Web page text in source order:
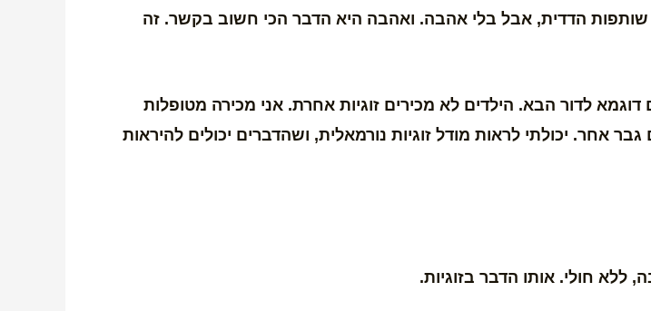
שותפות הדדית, אבל בלי אהבה. ואהבה היא הדבר הכי חשוב בקשר. זה
לדור הבא. הילדים לא מכירים זוגיות אחרת. אני מכירה מטופלות
יכולתי לראות מודל זוגיות נורמאלית, ושהדברים יכולים להיראות
חולי. אותו הדבר בזוגיות.